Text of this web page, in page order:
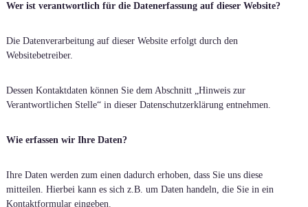
Wer ist verantwortlich für die Datenerfassung auf dieser Website?
Die Datenverarbeitung auf dieser Website erfolgt durch den
Websitebetreiber.
Dessen Kontaktdaten können Sie dem Abschnitt „Hinweis zur
Verantwortlichen Stelle“ in dieser Datenschutzerklärung entnehmen.
Wie erfassen wir Ihre Daten?
Ihre Daten werden zum einen dadurch erhoben, dass Sie uns diese
mitteilen. Hierbei kann es sich z.B. um Daten handeln, die Sie in ein
Kontaktformular eingeben.